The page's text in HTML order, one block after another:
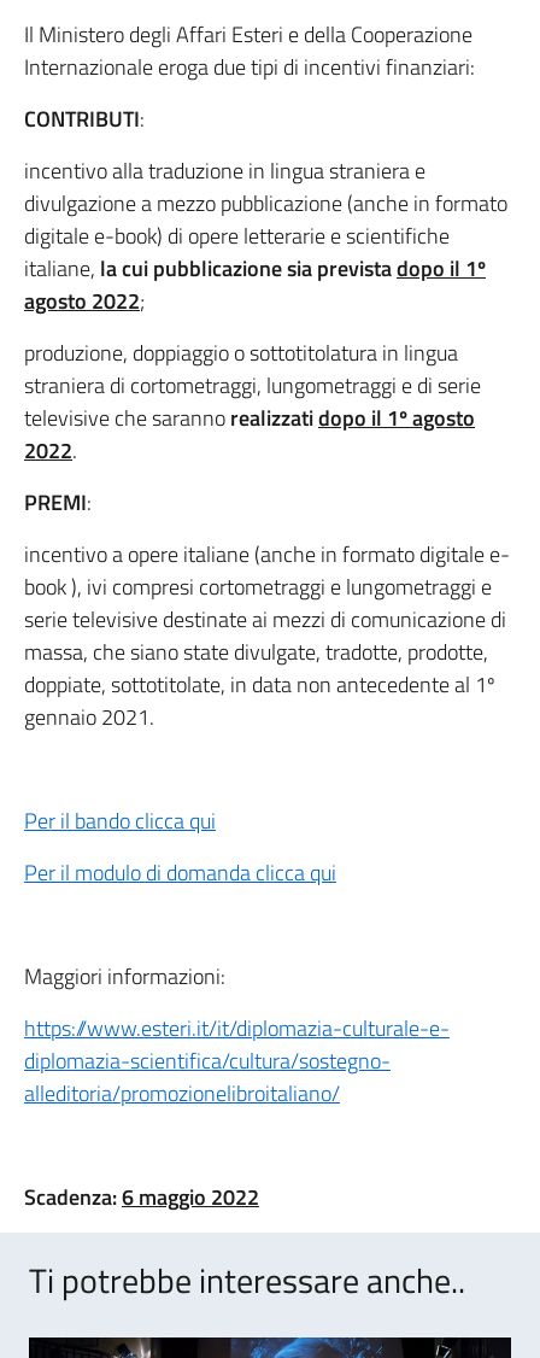
Il Ministero degli Affari Esteri e della Cooperazione
Internazionale eroga due tipi di incentivi finanziari:
CONTRIBUTI:
incentivo alla traduzione in lingua straniera e
divulgazione a mezzo pubblicazione (anche in formato
digitale e-book) di opere letterarie e scientifiche
italiane, la cui pubblicazione sia previstadopo il 1º
agosto 2022;
produzione, doppiaggio o sottotitolatura in lingua
straniera di cortometraggi, lungometraggi e di serie
televisive che sarannorealizzatidopo il 1º agosto
2022.
PREMI:
incentivo a opere italiane (anche in formato digitale e-
book ), ivi compresi cortometraggi e lungometraggi e
serie televisive destinate ai mezzi di comunicazione di
massa, che siano state divulgate, tradotte, prodotte,
doppiate, sottotitolate, in data non antecedente al 1º
gennaio 2021.
Per il bando clicca qui
Per il modulo di domanda clicca qui
Maggiori informazioni:
https://www.esteri.it/it/diplomazia-culturale-e-
diplomazia-scientifica/cultura/sostegno-
alleditoria/promozionelibroitaliano/
Scadenza:6 maggio 2022
Ti potrebbe interessare anche..